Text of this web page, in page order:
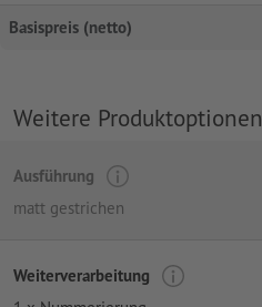
Basispreis (netto)
Weitere Produktoptionen
Ausführung
matt gestrichen
Weiterverarbeitung